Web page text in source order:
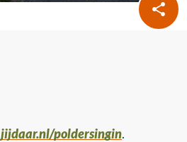
jijdaar.nl/poldersingin.